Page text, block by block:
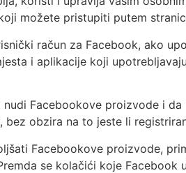
možete pristupiti putem
račun za Facebook, ako
i aplikacije koji
Facebookove proizvode i
obzira na to jeste li
Facebookove proizvode,
se kolačići koje